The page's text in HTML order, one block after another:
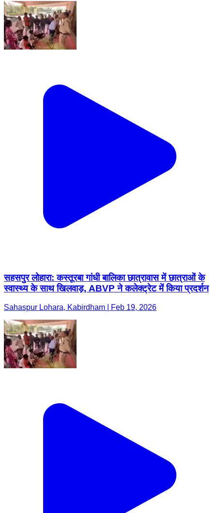
सहसपुर लोहारा: कस्तूरबा गांधी बालिका छात्रावास में छात्राओं के
स्वास्थ्य के साथ खिलवाड़, ABVP ने कलेक्ट्रेट में किया प्रदर्शन
Sahaspur Lohara, Kabirdham | Feb 19, 2026